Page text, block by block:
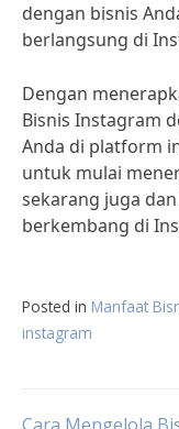
dengan bisnis
berlangsung di
Dengan
Bisnis Instagram
Anda di platform
untuk mulai
sekarang juga
berkembang di
Posted in Manfaat
instagram